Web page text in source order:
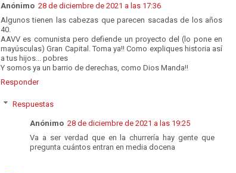
Anónimo 28 de diciembre de 2021 a las 17:36
Algunos tienen las cabezas que parecen sacadas de los años
40.
AAVV es comunista pero defiende un proyecto del (lo pone en
mayúsculas) Gran Capital. Toma ya!! Como expliques historia así
a tus hijos... pobres
Y somos ya un barrio de derechas, como Dios Manda!!
Responder
Respuestas
Anónimo 28 de diciembre de 2021 a las 19:25
Va a ser verdad que en la churrería hay gente que
pregunta cuántos entran en media docena